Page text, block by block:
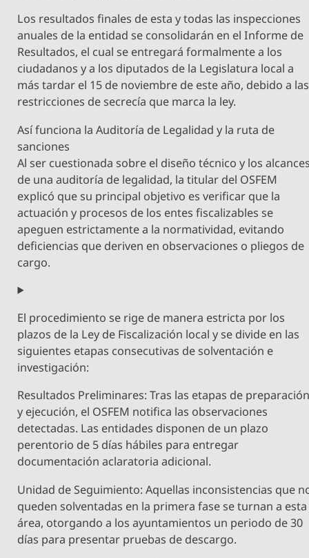
Los resultados finales de esta y todas las inspecciones
anuales de la entidad se consolidarán en el Informe de
Resultados, el cual se entregará formalmente a los
ciudadanos y a los diputados de la Legislatura local a
más tardar el 15 de noviembre de este año, debido a las
restricciones de secrecía que marca la ley.
Así funciona la Auditoría de Legalidad y la ruta de
sanciones
Al ser cuestionada sobre el diseño técnico y los
de una auditoría de legalidad, la titular del OSFEM
explicó que su principal objetivo es verificar que la
actuación y procesos de los entes fiscalizables se
apeguen estrictamente a la normatividad, evitando
deficiencias que deriven en observaciones o pliegos de
cargo.
El procedimiento se rige de manera estricta por los
plazos de la Ley de Fiscalización local y se divide en las
siguientes etapas consecutivas de solventación e
investigación:
Resultados Preliminares: Tras las etapas de
y ejecución, el OSFEM notifica las observaciones
detectadas. Las entidades disponen de un plazo
perentorio de 5 días hábiles para entregar
documentación aclaratoria adicional.
Unidad de Seguimiento: Aquellas inconsistencias que
queden solventadas en la primera fase se turnan a esta
área, otorgando a los ayuntamientos un periodo de 30
días para presentar pruebas de descargo.